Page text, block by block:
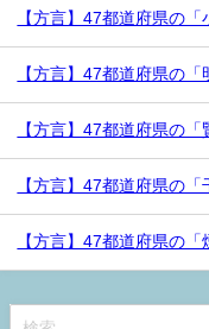
【方言】47都道府県の
【方言】47都道府県の
【方言】47都道府県の
【方言】47都道府県の
【方言】47都道府県の